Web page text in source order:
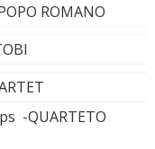
ROMANO
-QUARTETO